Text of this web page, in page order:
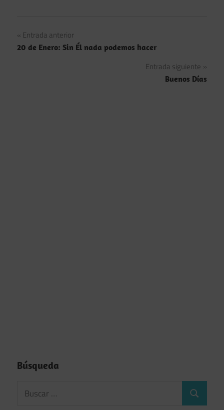
Navegación
de
Entrada anterior
20 de Enero: Sin Él nada podemos hacer
Entrada siguiente
Buenos Días
Búsqueda